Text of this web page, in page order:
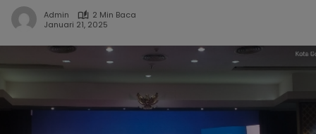
Admin
2 Min Baca
Januari 21, 2025